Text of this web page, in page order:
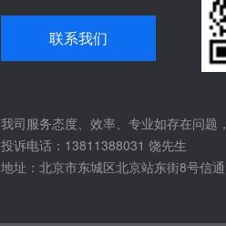
联系我们
我司服务态度、效率、专业如存在问题
投诉电话：13811388031 饶先生
地址：北京市东城区北京站东街8号信